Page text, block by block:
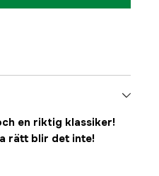
en riktig klassiker!
rätt blir det inte!